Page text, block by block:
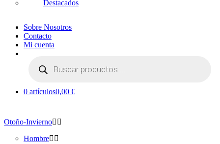
Destacados
Sobre Nosotros
Contacto
Mi cuenta
productos
0 artículos0,00 €
Otoño-Invierno
Hombre